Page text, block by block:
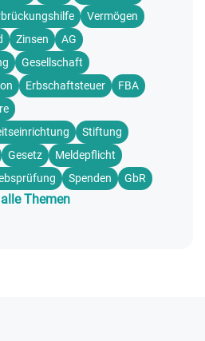
Vermögen
Zinsen
AG
Gesellschaft
Erbschaftsteuer
FBA
Stiftung
Gesetz
Meldepflicht
Spenden
GbR
alle Themen